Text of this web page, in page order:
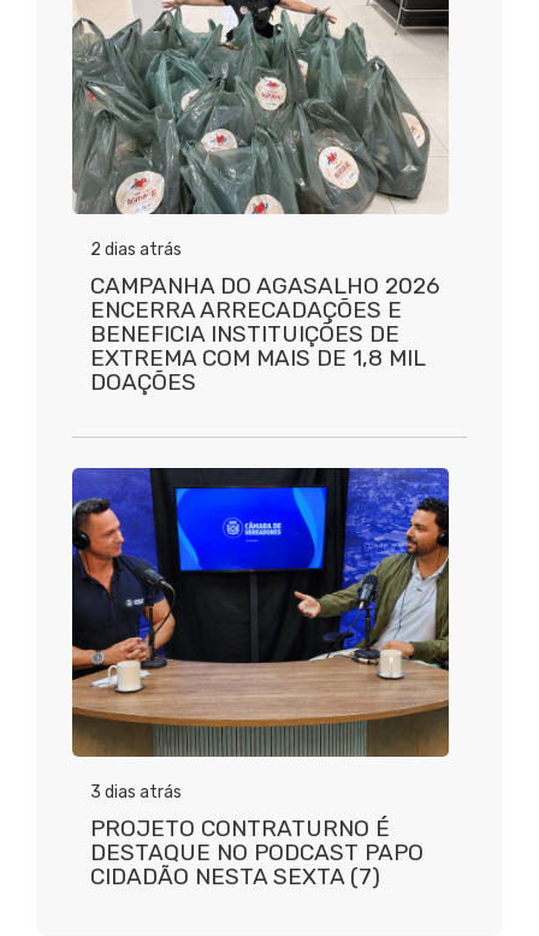
2 dias atrás
CAMPANHA DO AGASALHO 2026
ENCERRA ARRECADAÇÕES E
BENEFICIA INSTITUIÇÕES DE
EXTREMA COM MAIS DE 1,8 MIL
DOAÇÕES
3 dias atrás
PROJETO CONTRATURNO É
DESTAQUE NO PODCAST PAPO
CIDADÃO NESTA SEXTA (7)